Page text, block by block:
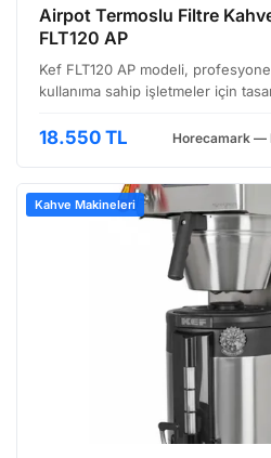
Airpot Termoslu Filtre
FLT120 AP
Kef FLT120 AP modeli,
kullanıma sahip işletmeler için
kırmasıylasıyla elde edilen
18.550 TL Horecamark —
Kahve Makineleri